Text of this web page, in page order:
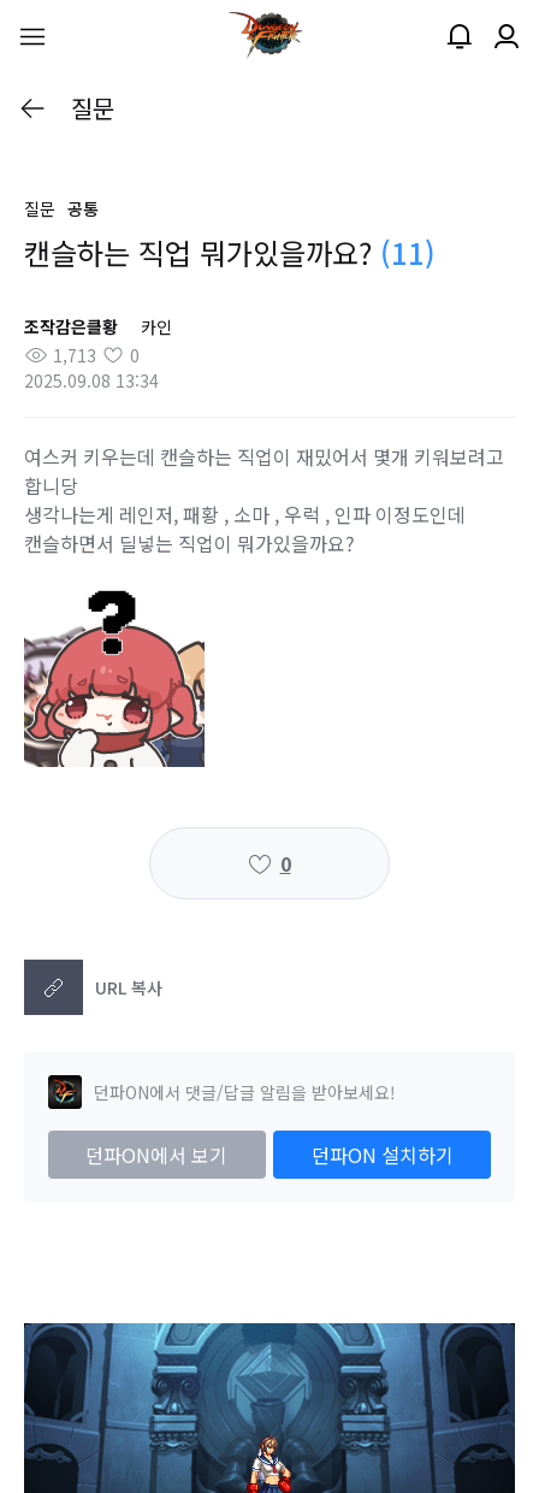
질문
질문 공통
캔슬하는 직업 뭐가있을까요? (11)
조작감은클황
카인
1,713
0
2025.09.08 13:34
여스커 키우는데 캔슬하는 직업이 재밌어서 몇개 키워보려고
합니당
생각나는게 레인저, 패황 , 소마 , 우럭 , 인파 이정도인데
캔슬하면서 딜넣는 직업이 뭐가있을까요?
0
URL 복사
던파ON에서 댓글/답글 알림을 받아보세요!
던파ON에서 보기 던파ON 설치하기